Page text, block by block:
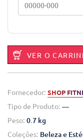
VER O
Fornecedor: SHOP
Tipo de Produto: —
Peso: 0.7 kg
Coleções: Beleza e